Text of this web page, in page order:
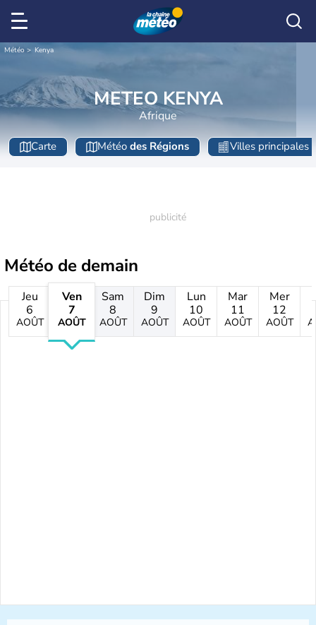
Météo Kenya
METEO KENYA
Afrique
Carte Météo des Régions Villes principales
Météo de demain
Jeu
6
AOÛT
Ven
7
AOÛT
Sam
8
AOÛT
Dim
9
AOÛT
Lun
10
AOÛT
Mar
11
AOÛT
Mer
12
AOÛT